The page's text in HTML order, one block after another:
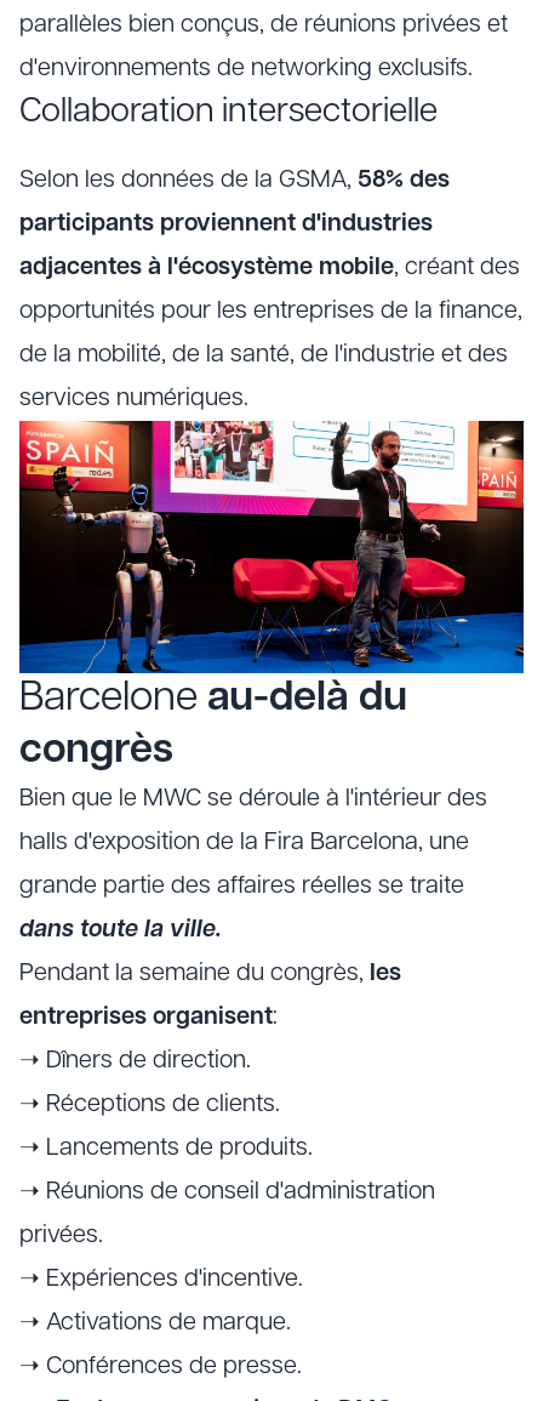
parallèles bien conçus, de réunions privées et
d'environnements de networking exclusifs.
Collaboration intersectorielle
Selon les données de la GSMA, 58% des
participants proviennent d'industries
adjacentes à l'écosystème mobile, créant des
opportunités pour les entreprises de la finance,
de la mobilité, de la santé, de l'industrie et des
services numériques.
Barcelone au-delà du
congrès
Bien que le MWC se déroule à l'intérieur des
halls d'exposition de la Fira Barcelona, une
grande partie des affaires réelles se traite
dans toute la ville.
Pendant la semaine du congrès, les
entreprises organisent:
➝ Dîners de direction.
➝ Réceptions de clients.
➝ Lancements de produits.
➝ Réunions de conseil d'administration
privées.
➝ Expériences d'incentive.
➝ Activations de marque.
➝ Conférences de presse.